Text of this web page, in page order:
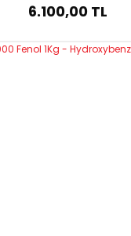
6.100,00 TL